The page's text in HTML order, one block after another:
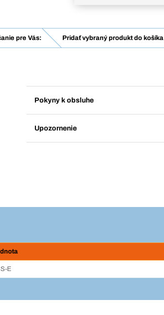
pre Vás: Pridať vybraný produkt do košíka
Pokyny k obsluhe
Upozornenie
E